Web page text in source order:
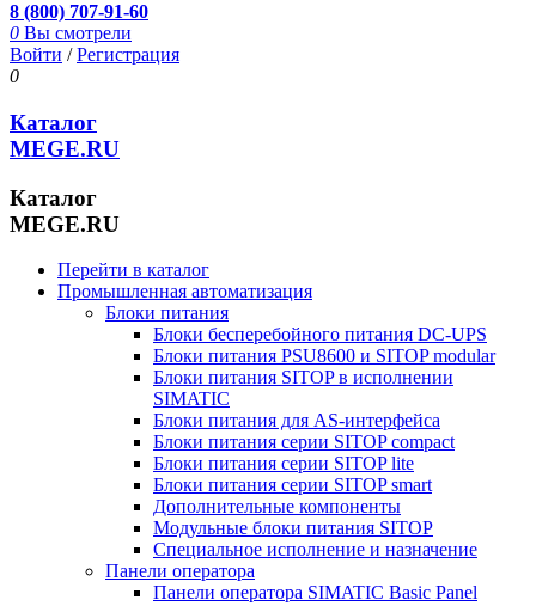
8 (800) 707-91-60
0 Вы смотрели
Войти /Регистрация
0
Каталог
MEGE.RU
Каталог
MEGE.RU
Перейти в каталог
Промышленная автоматизация
Блоки питания
Блоки бесперебойного питания DC-UPS
Блоки питания PSU8600 и SITOP modular
Блоки питания SITOP в исполнении
SIMATIC
Блоки питания для AS-интерфейса
Блоки питания серии SITOP compact
Блоки питания серии SITOP lite
Блоки питания серии SITOP smart
Дополнительные компоненты
Модульные блоки питания SITOP
Специальное исполнение и назначение
Панели оператора
Панели оператора SIMATIC Basic Panel